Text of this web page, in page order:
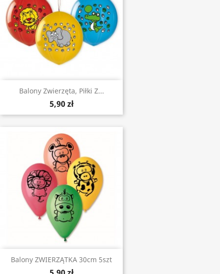
Balony Zwierzęta, Piłki Z...
5,90 zł
Balony ZWIERZĄTKA 30cm 5szt